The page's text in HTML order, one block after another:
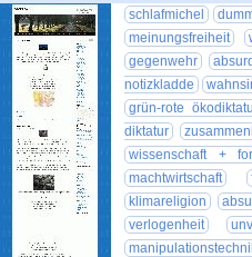
schlafmichel
meinungsfreiheit
gegenwehr
notizkladde
grün-rote
diktatur
wissenschaft +
machtwirtschaft
klimareligion
verlogenheit